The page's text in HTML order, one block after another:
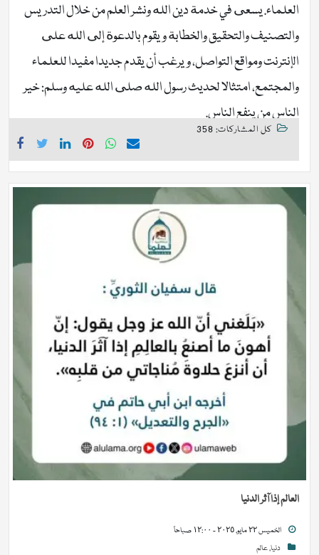
العلماء. يسعى في خدمة دين الله ونشر العلم من خلال التدريس
والتصنيف والتحقيق والخطابة ويقوم بالدعوة إلى الله على
الإنترنت ومواقع التواصل، ويرغب أن يقدم جديدا مفيدا للعلماء
والمجتمع، امتثالا لحديث رسول الله صلى الله عليه وسلم: خير
الناس من ينفع الناس.
كل المشاركات: 358
العالم إذا آثر الدنيا
الخميس ٢٢ مايو, ٢٠٢٥ - ١٢:٠٠ صباحاً
دنيا,عالم